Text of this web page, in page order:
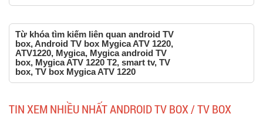
Từ khóa tìm kiếm liên quan android TV
box, Android TV box Mygica ATV 1220,
ATV1220, Mygica, Mygica android TV
box, Mygica ATV 1220 T2, smart tv, TV
box, TV box Mygica ATV 1220
TIN XEM NHIỀU NHẤT ANDROID TV BOX / TV BOX